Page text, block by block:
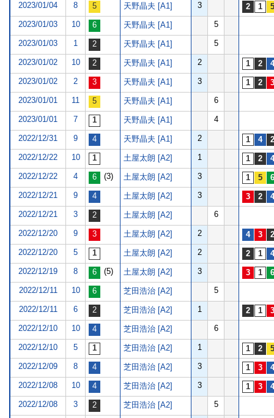
2023/01/04 8 天野晶夫 [A1] 3
2023/01/03 10 天野晶夫 [A1] 5
2023/01/03 1 天野晶夫 [A1] 5
2023/01/02 10 天野晶夫 [A1] 2
2023/01/02 2 天野晶夫 [A1] 3
2023/01/01 11 天野晶夫 [A1] 6
2023/01/01 7 天野晶夫 [A1] 4
2022/12/31 9 天野晶夫 [A1] 2
2022/12/22 10 土屋太朗 [A2] 1
2022/12/22 4 (3) 土屋太朗 [A2] 3
2022/12/21 9 土屋太朗 [A2] 3
2022/12/21 3 土屋太朗 [A2] 6
2022/12/20 9 土屋太朗 [A2] 2
2022/12/20 5 土屋太朗 [A2] 2
2022/12/19 8 (5) 土屋太朗 [A2] 3
2022/12/11 10 芝田浩治 [A2] 5
2022/12/11 6 芝田浩治 [A2] 1
2022/12/10 10 芝田浩治 [A2] 6
2022/12/10 5 芝田浩治 [A2] 1
2022/12/09 8 芝田浩治 [A2] 3
2022/12/08 10 芝田浩治 [A2] 3
2022/12/08 3 芝田浩治 [A2] 5